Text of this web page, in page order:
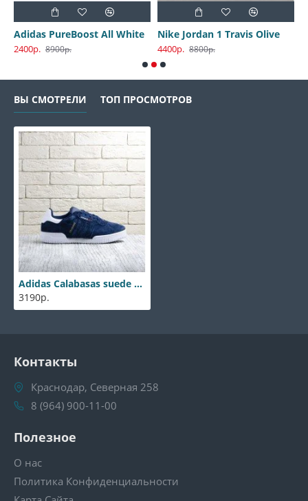
Adidas PureBoost All White
2400р. 8900р.
Nike Jordan 1 Travis Olive
4400р. 8800р.
ВЫ СМОТРЕЛИ ТОП ПРОСМОТРОВ
Adidas Calabasas suede blue
3190р.
Контакты
Краснодар, Северная 258
8 (964) 900-11-00
Полезное
О нас
Политика Конфиденциальности